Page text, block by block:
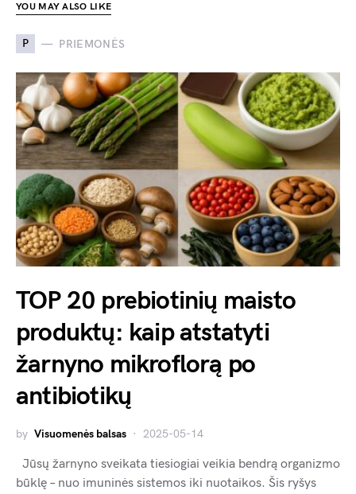
YOU MAY ALSO LIKE
P PRIEMONĖS
TOP 20 prebiotinių maisto
produktų: kaip atstatyti
žarnyno mikroflorą po
antibiotikų
by Visuomenės balsas 2025-05-14
Jūsų žarnyno sveikata tiesiogiai veikia bendrą organizmo
būklę – nuo imuninės sistemos iki nuotaikos. Šis ryšys